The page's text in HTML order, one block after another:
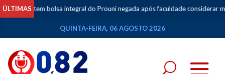
ÚLTIMAStem bolsa integral do Prouni negada após faculdade considerar
QUINTA-FEIRA, 06 AGOSTO 2026